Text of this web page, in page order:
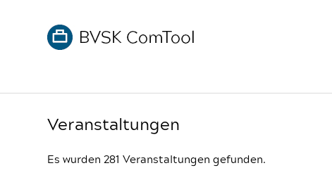
Veranstaltungen
Es wurden 281 Veranstaltungen gefunden.